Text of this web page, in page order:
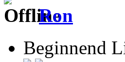
Ron
Beginnend